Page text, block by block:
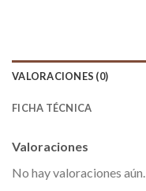
VALORACIONES (0)
FICHA TÉCNICA
Valoraciones
No hay valoraciones aún.